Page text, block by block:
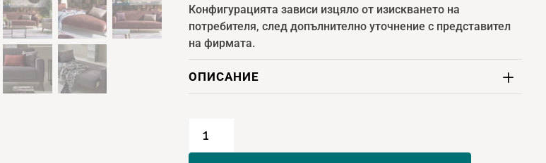
Конфигурацията зависи изцяло от изискването на
потребителя, след допълнително уточнение с представител
на фирмата.
ОПИСАНИЕ
Ruby